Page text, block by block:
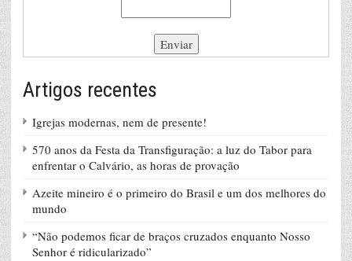
Artigos recentes
Igrejas modernas, nem de presente!
570 anos da Festa da Transfiguração: a luz do Tabor para
enfrentar o Calvário, as horas de provação
Azeite mineiro é o primeiro do Brasil e um dos melhores do
mundo
“Não podemos ficar de braços cruzados enquanto Nosso
Senhor é ridicularizado”